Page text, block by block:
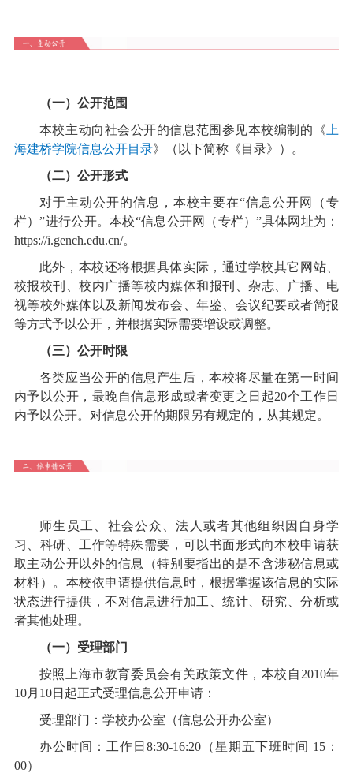
（一）公开范围
本校主动向社会公开的信息范围参见本校编制的《 上
海建桥学院信息公开目录》（以下简称《目录》）。
（二）公开形式
对于主动公开的信息，本校主要在“信息公开网（专
栏）”进行公开。本校“信息公开网（专栏）”具体网址为 ：
https://i.gench.edu.cn/。
此外，本校还将根据具体实际，通过学校其它网站、
校报校刊、校内广播等校内媒体和报刊、杂志、广播、电
视等校外媒体以及新闻发布会、年鉴、会议纪要或者简报
等方式予以公开，并根据实际需要增设或调整。
（三）公开时限
各类应当公开的信息产生后，本校将尽量在第一时间
内予以公开，最晚自信息形成或者变更之日起20个工作日
内予以公开。对信息公开的期限另有规定的，从其规定。
师生员工、社会公众、法人或者其他组织因自身学
习、科研、工作等特殊需要，可以书面形式向本校申请获
取主动公开以外的信息（特别要指出的是不含涉秘信息或
材料）。本校依申请提供信息时，根据掌握该信息的实际
状态进行提供，不对信息进行加工、统计、研究、分析或
者其他处理。
（一）受理部门
按照上海市教育委员会有关政策文件，本校自2010年
10月10日起正式受理信息公开申请：
受理部门：学校办公室（信息公开办公室）
办公时间：工作日8:30-16:20（星期五下班时间 15：
00）